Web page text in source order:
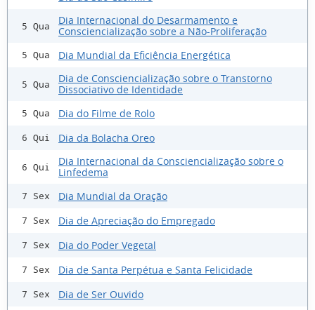
5 Qua
Dia Internacional do Desarmamento e
Consciencialização sobre a Não-Proliferação
5 Qua Dia Mundial da Eficiência Energética
5 Qua
Dia de Consciencialização sobre o Transtorno
Dissociativo de Identidade
5 Qua Dia do Filme de Rolo
6 Qui Dia da Bolacha Oreo
6 Qui
Dia Internacional da Consciencialização sobre o
Linfedema
7 Sex Dia Mundial da Oração
7 Sex Dia de Apreciação do Empregado
7 Sex Dia do Poder Vegetal
7 Sex Dia de Santa Perpétua e Santa Felicidade
7 Sex Dia de Ser Ouvido